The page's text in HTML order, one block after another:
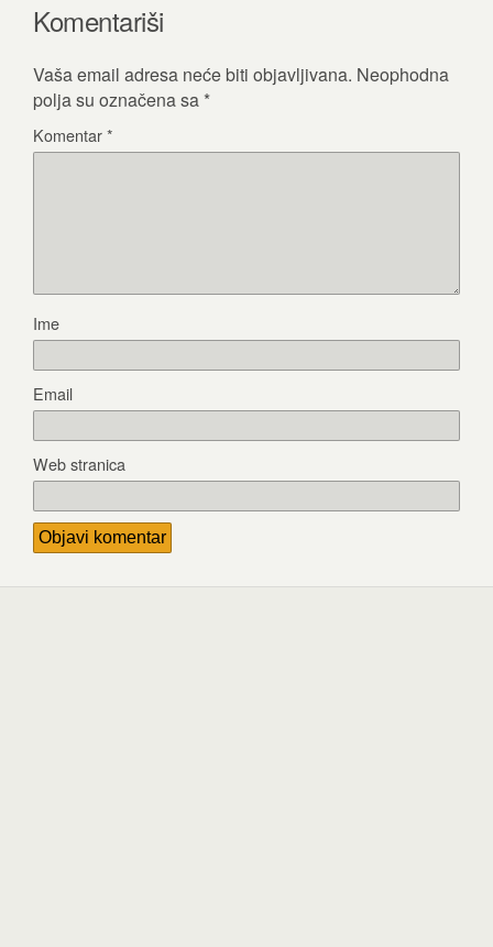
Komentariši
Vaša email adresa neće biti objavljivana. Neophodna
polja su označena sa *
Komentar*
Ime
Email
Web stranica